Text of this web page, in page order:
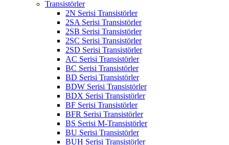
Transistörler
2N Serisi Transistörler
2SA Serisi Transistörler
2SB Serisi Transistörler
2SC Serisi Transistörler
2SD Serisi Transistörler
AC Serisi Transistörler
BC Serisi Transistörler
BD Serisi Transistörler
BDW Serisi Transistörler
BDX Serisi Transistörler
BF Serisi Transistörler
BFR Serisi Transistörler
BS Serisi M-Transistörler
BU Serisi Transistörler
BUH Serisi Transistörler